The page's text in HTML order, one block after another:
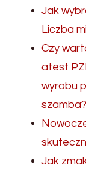
Jak
Liczba
Czy
atest
wyrobu
szamba?
Jak